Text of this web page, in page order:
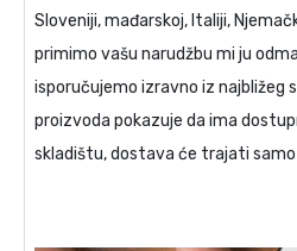
Sloveniji, mađarskoj, Italiji,
primimo vašu narudžbu mi ju
isporučujemo izravno iz najbližeg
proizvoda pokazuje da ima
skladištu, dostava će trajati